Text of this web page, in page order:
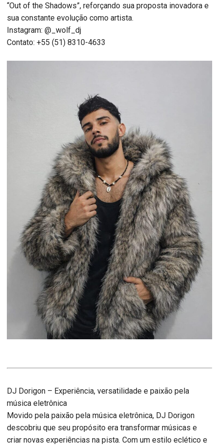
“Out of the Shadows”, reforçando sua proposta inovadora e
sua constante evolução como artista.
Instagram: @_wolf_dj
Contato: +55 (51) 8310-4633
DJ Dorigon – Experiência, versatilidade e paixão pela
música eletrônica
Movido pela paixão pela música eletrônica, DJ Dorigon
descobriu que seu propósito era transformar músicas e
criar novas experiências na pista. Com um estilo eclético e